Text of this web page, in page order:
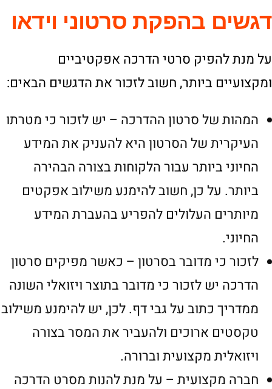
דגשים בהפקת סרטוני וידאו
על מנת להפיק סרטי הדרכה אפקטיביים
ומקצועיים ביותר, חשוב לזכור את הדגשים הבאים:
המהות של סרטון ההדרכה – יש לזכור כי מטרתו
העיקרית של הסרטון היא להעניק את המידע
החיוני ביותר עבור הלקוחות בצורה הבהירה
ביותר. על כן, חשוב להימנע משילוב אפקטים
מיותרים העלולים להפריע בהעברת המידע
החיוני.
לזכור כי מדובר בסרטון – כאשר מפיקים סרטון
הדרכה יש לזכור כי מדובר בתוצר ויזואלי השונה
ממדריך כתוב על גבי דף. לכן, יש להימנע משילוב
טקסטים ארוכים ולהעביר את המסר בצורה
ויזואלית מקצועית וברורה.
חברה מקצועית – על מנת להנות מסרט הדרכה